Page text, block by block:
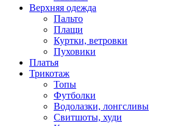
Верхняя одежда
Пальто
Плащи
Куртки, ветровки
Пуховики
Платья
Трикотаж
Топы
Футболки
Водолазки, лонгсливы
Свитшоты, худи